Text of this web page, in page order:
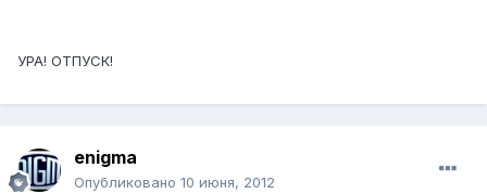
УРА! ОТПУСК!
enigma
Опубликовано 10 июня, 2012